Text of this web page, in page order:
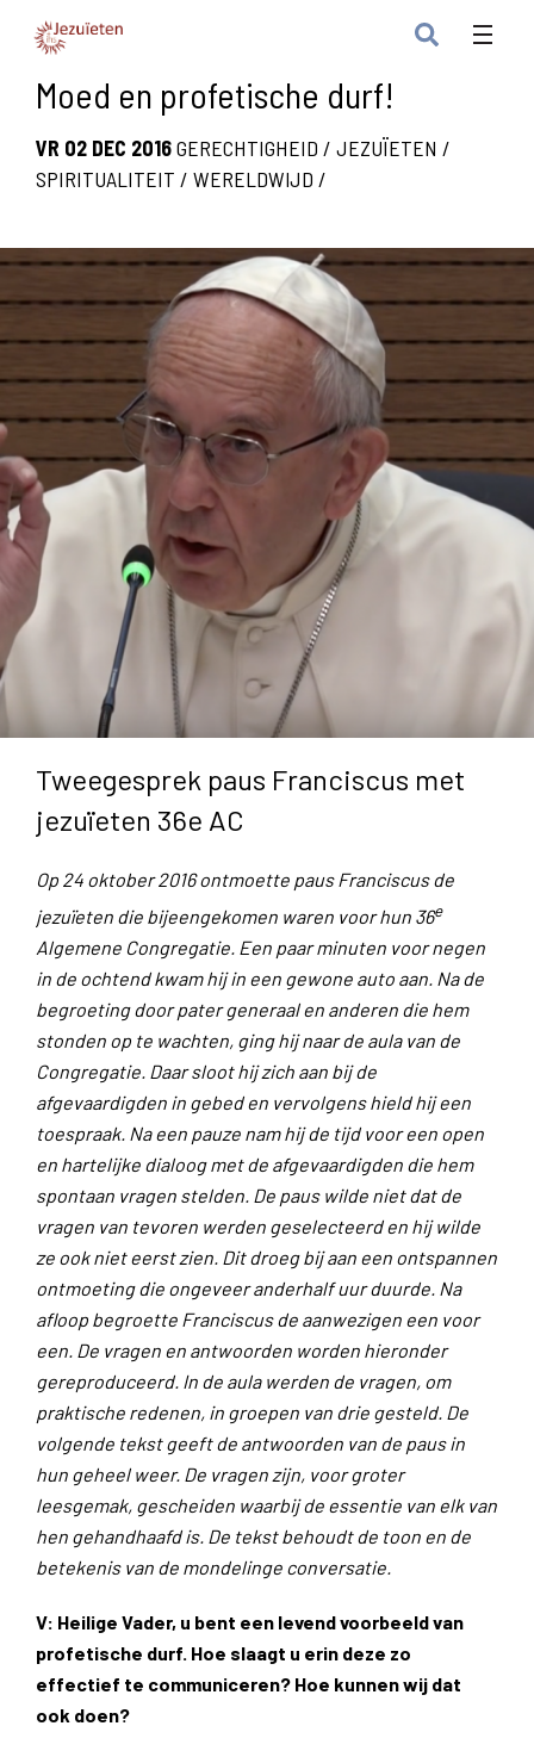
Moed en profetische durf!
VR 02 DEC 2016GERECHTIGHEID / JEZUÏETEN /
SPIRITUALITEIT / WERELDWIJD /
Tweegesprek paus Franciscus met
jezuïeten 36e AC
Op 24 oktober 2016 ontmoette paus Franciscus de
jezuïeten die bijeengekomen waren voor hun 36e
Algemene Congregatie. Een paar minuten voor negen
in de ochtend kwam hij in een gewone auto aan. Na de
begroeting door pater generaal en anderen die hem
stonden op te wachten, ging hij naar de aula van de
Congregatie. Daar sloot hij zich aan bij de
afgevaardigden in gebed en vervolgens hield hij een
toespraak. Na een pauze nam hij de tijd voor een open
en hartelijke dialoog met de afgevaardigden die hem
spontaan vragen stelden. De paus wilde niet dat de
vragen van tevoren werden geselecteerd en hij wilde
ze ook niet eerst zien. Dit droeg bij aan een ontspannen
ontmoeting die ongeveer anderhalf uur duurde. Na
afloop begroette Franciscus de aanwezigen een voor
een. De vragen en antwoorden worden hieronder
gereproduceerd. In de aula werden de vragen, om
praktische redenen, in groepen van drie gesteld. De
volgende tekst geeft de antwoorden van de paus in
hun geheel weer. De vragen zijn, voor groter
leesgemak, gescheiden waarbij de essentie van elk van
hen gehandhaafd is. De tekst behoudt de toon en de
betekenis van de mondelinge conversatie.
V: Heilige Vader, u bent een levend voorbeeld van
profetische durf. Hoe slaagt u erin deze zo
effectief te communiceren? Hoe kunnen wij dat
ook doen?